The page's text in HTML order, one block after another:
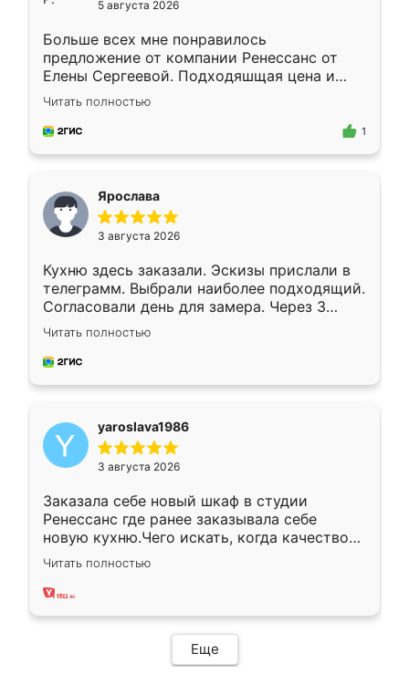
5 августа 2026
Больше всех мне понравилось
предложение от компании Ренессанс от
Елены Сергеевой. Подходяшщая цена и
короткие сроки изготовления. Приехавший
для замера сотрудник Владислав
предложил по моему эскизу самый
Читать полностью
1
Ярослава
3 августа 2026
Кухню здесь заказали. Эскизы прислали в
телеграмм. Выбрали наиболее подходящий.
Согласовали день для замера. Через 3
недели кухня была уже готова. Остались
довольны работой. Спасибо Ренессанс
мебель за качественную работу!
Читать полностью
yaroslava1986
3 августа 2026
Заказала себе новый шкаф в студии
Ренессанс где ранее заказывала себе
новую кухню.Чего искать, когда качеством
вполне довольна. Служит кухня уже почти
два года, нареканий нет.
Читать полностью
Еще